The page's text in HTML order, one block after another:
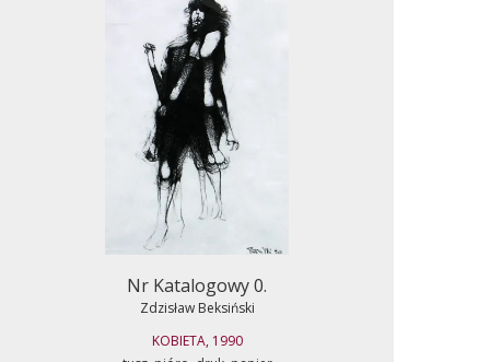
Nr Katalogowy 0.
Zdzisław Beksiński
KOBIETA, 1990